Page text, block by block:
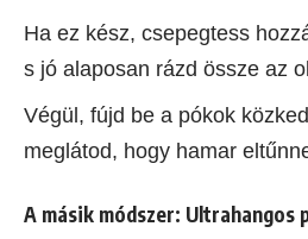
Ha ez kész, csepegtess
s jó alaposan rázd össze az
Végül, fújd be a pókok
meglátod, hogy hamar
A másik módszer: Ultrahangos